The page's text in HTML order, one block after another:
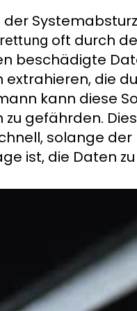
der
oft durch
beschädigte
extrahieren, die
kann diese
zu gefährden.
solange
ist, die Daten